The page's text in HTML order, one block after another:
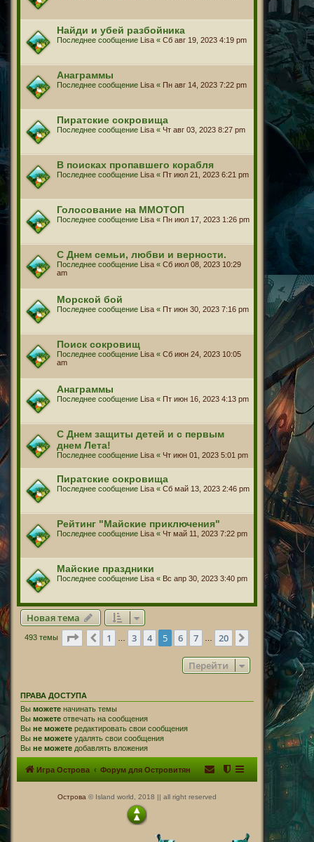
Найди и убей разбойника
Последнее сообщение Lisa « Сб авг 19, 2023 4:19 pm
Анаграммы
Последнее сообщение Lisa « Пн авг 14, 2023 7:22 pm
Пиратские сокровища
Последнее сообщение Lisa « Чт авг 03, 2023 8:27 pm
В поисках пропавшего корабля
Последнее сообщение Lisa « Пт июл 21, 2023 6:21 pm
Голосование на ММОТОП
Последнее сообщение Lisa « Пн июл 17, 2023 1:26 pm
С Днем семьи, любви и верности.
Последнее сообщение Lisa « Сб июл 08, 2023 10:29
am
Морской бой
Последнее сообщение Lisa « Пт июн 30, 2023 7:16 pm
Поиск сокровищ
Последнее сообщение Lisa « Сб июн 24, 2023 10:05
am
Анаграммы
Последнее сообщение Lisa « Пт июн 16, 2023 4:13 pm
С Днем защиты детей и с первым
днем Лета!
Последнее сообщение Lisa « Чт июн 01, 2023 5:01 pm
Пиратские сокровища
Последнее сообщение Lisa « Сб май 13, 2023 2:46 pm
Рейтинг "Майские приключения"
Последнее сообщение Lisa « Чт май 11, 2023 7:22 pm
Майские праздники
Последнее сообщение Lisa « Вс апр 30, 2023 3:40 pm
Новая тема
493 темы Страница 5из20
Пред.
1 3 4 5 6 7 20 След.
Перейти
ПРАВА ДОСТУПА
Вы можете начинать темы
Вы можете отвечать на сообщения
Вы не можете редактировать свои сообщения
Вы не можете удалять свои сообщения
Вы не можете добавлять вложения
Игра Острова Форум для Островитян
Острова © Island world, 2018 || all right reserved